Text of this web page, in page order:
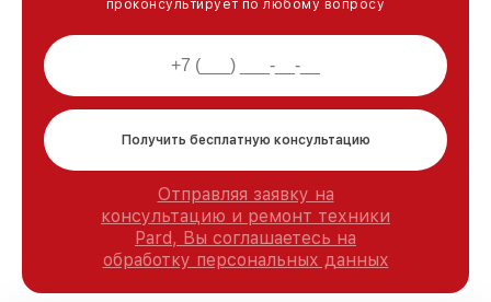
проконсультирует по любому вопросу
Получить бесплатную консультацию
Отправляя заявку на
консультацию и ремонт техники
Pard, Вы соглашаетесь на
обработку персональных данных